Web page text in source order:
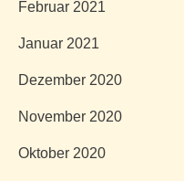
Februar 2021
Januar 2021
Dezember 2020
November 2020
Oktober 2020